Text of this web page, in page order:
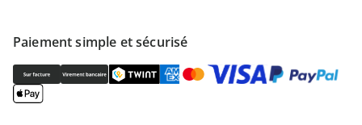
Paiement simple et sécurisé